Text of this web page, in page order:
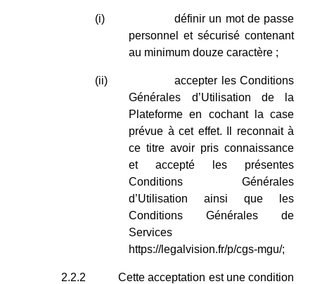
(i)
définir un mot de passe
personnel et sécurisé contenant
au minimum douze caractère ;
(ii)
accepter les Conditions
Générales d’Utilisation de la
Plateforme en cochant la case
prévue à cet effet. Il reconnait à
ce titre avoir pris connaissance
et accepté les présentes
Conditions Générales
d’Utilisation ainsi que les
Conditions Générales de
Services
https://legalvision.fr/p/cgs-mgu/;
2.2.2
Cette acceptation est une condition